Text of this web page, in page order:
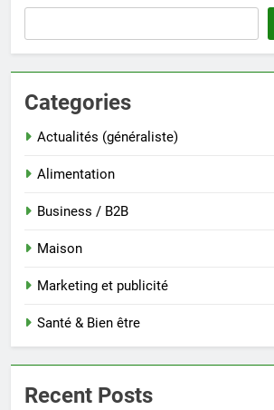
Categories
Actualités (généraliste)
Alimentation
Business / B2B
Maison
Marketing et publicité
Santé & Bien être
Recent Posts